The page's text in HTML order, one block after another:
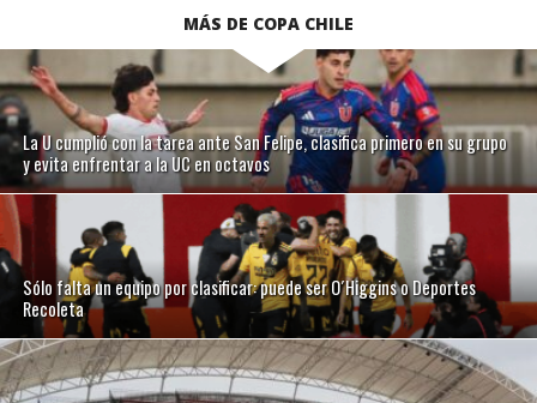
MÁS DE COPA CHILE
La U cumplió con la tarea ante San Felipe, clasifica primero en su grupo
y evita enfrentar a la UC en octavos
Sólo falta un equipo por clasificar: puede ser O´Higgins o Deportes
Recoleta